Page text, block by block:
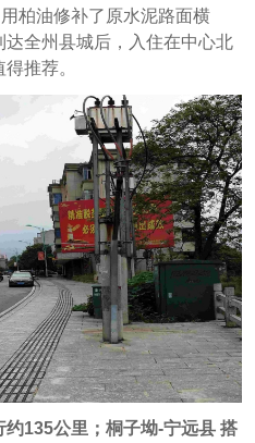
柏油修补了原水泥路面横
全州县城后，入住在中心北
推荐。
135公里； 桐子坳-宁远县 搭